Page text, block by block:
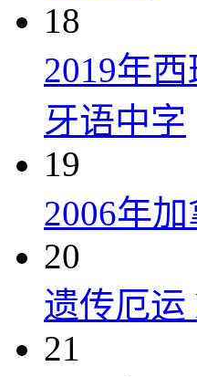
18
2019年
牙语中字
19
2006年
20
遗传厄运
21